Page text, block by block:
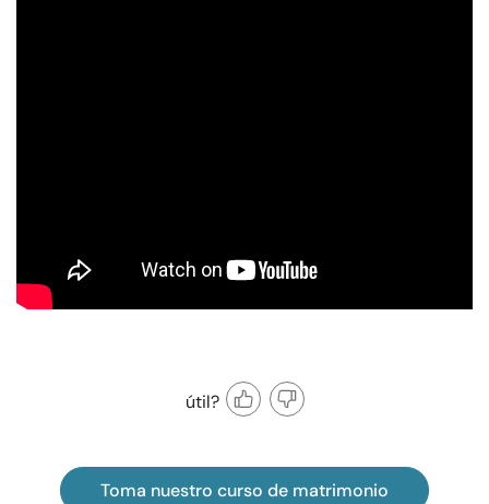
útil?
Toma nuestro curso de matrimonio